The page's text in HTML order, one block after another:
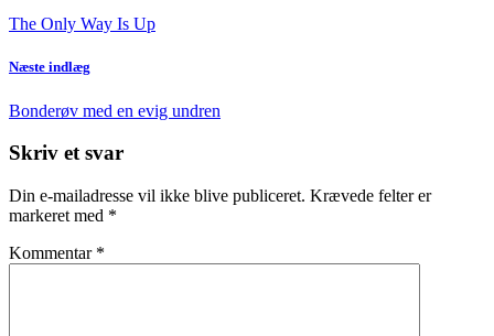
The Only Way Is Up
Næste indlæg
Bonderøv med en evig undren
Skriv et svar
Din e-mailadresse vil ikke blive publiceret. Krævede felter er
markeret med *
Kommentar *